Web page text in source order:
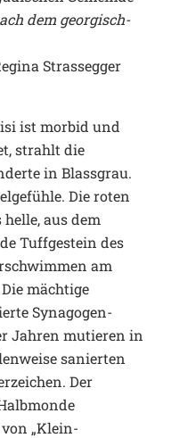
dem georgisch-
Strassegger
ist morbid und
strahlt die
in Blassgrau.
Die roten
helle, aus dem
Tuffgestein des
am
mächtige
Synagogen-
Jahren mutieren in
sanierten
Der
„Klein-